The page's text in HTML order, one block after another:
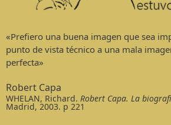
«Prefiero una buena imagen que sea
punto de vista técnico a una mala
perfecta»
Robert Capa
WHELAN, Richard. Robert Capa. La
Madrid, 2003. p 221